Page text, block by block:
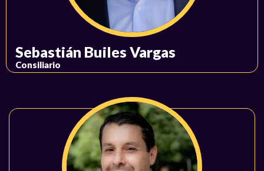
Sebastián Builes Vargas
Consiliario